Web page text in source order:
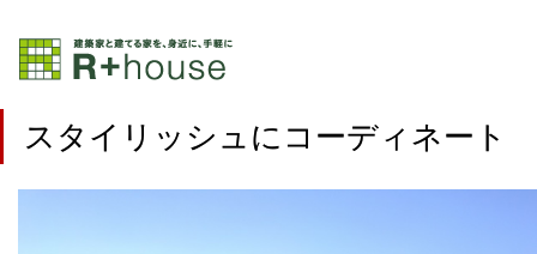
スタイリッシュにコーディネート